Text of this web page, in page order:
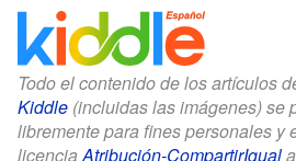
Todo el contenido de los artículos
Kiddle (incluidas las imágenes) se
libremente para fines personales y
licencia Atribución-CompartirIgual